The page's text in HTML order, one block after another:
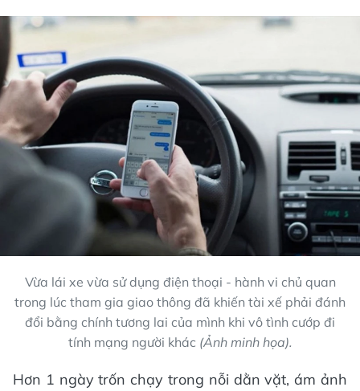
Vừa lái xe vừa sử dụng điện thoại - hành vi chủ quan
trong lúc tham gia giao thông đã khiến tài xế phải đánh
đổi bằng chính tương lai của mình khi vô tình cướp đi
tính mạng người khác (Ảnh minh họa).
Hơn 1 ngày trốn chạy trong nỗi dằn vặt, ám ảnh